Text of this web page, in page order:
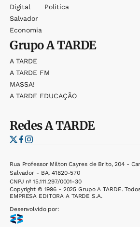
Digital
Salvador
Economia
Política
GrupoA TARDE
A TARDE
A TARDE FM
MASSA!
A TARDE EDUCAÇÃO
RedesA TARDE
Rua Professor Milton Cayres de Brito, 204 -
Salvador - BA, 41820-570
CNPJ nº 15.111.297/0001-30
Copyright © 1996 - 2025 Grupo A TARDE.
EMPRESA EDITORA A TARDE S.A.
Desenvolvido por: